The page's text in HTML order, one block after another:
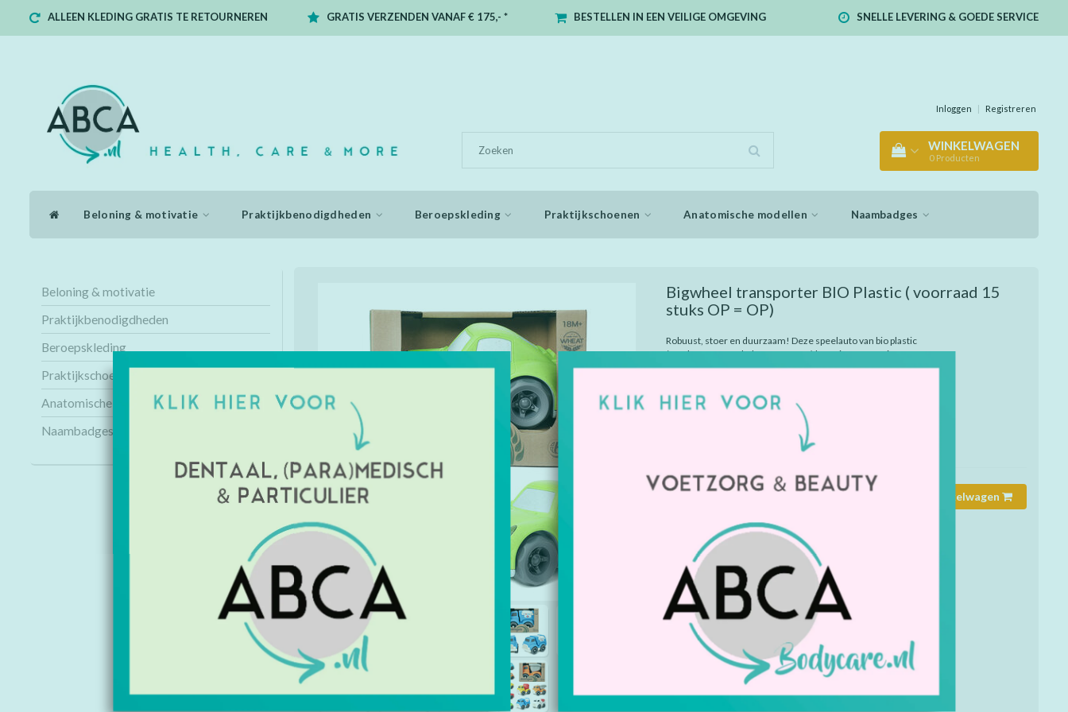
ALLEEN KLEDING GRATIS TE RETOURNEREN GRATIS VERZENDEN VANAF € 175,- * BESTELLEN IN EEN VEILIGE OMGEVING SNELLE LEVERING & GOEDE SERVICE
Inloggen | Registreren
WINKELWAGEN
0 Producten
Beloning & motivatie Praktijkbenodigdheden Beroepskleding Praktijkschoenen Anatomische modellen Naambadges
Beloning & motivatie
Praktijkbenodigdheden
Beroepskleding
Praktijkschoenen
Anatomische modellen
Naambadges
Bigwheel transporter BIO Plastic ( voorraad 15
stuks OP = OP)
Robuust, stoer en duurzaam! Deze speelauto van bio plastic
(vrachtwagen, ambulance of meer) komt in een mooie
kartonnen verpakking. Klaar voor uren speelplezier. Assorti
Artikelnummer:
9057
Op voorraad
€5,15 Toevoegen aan winkelwagen